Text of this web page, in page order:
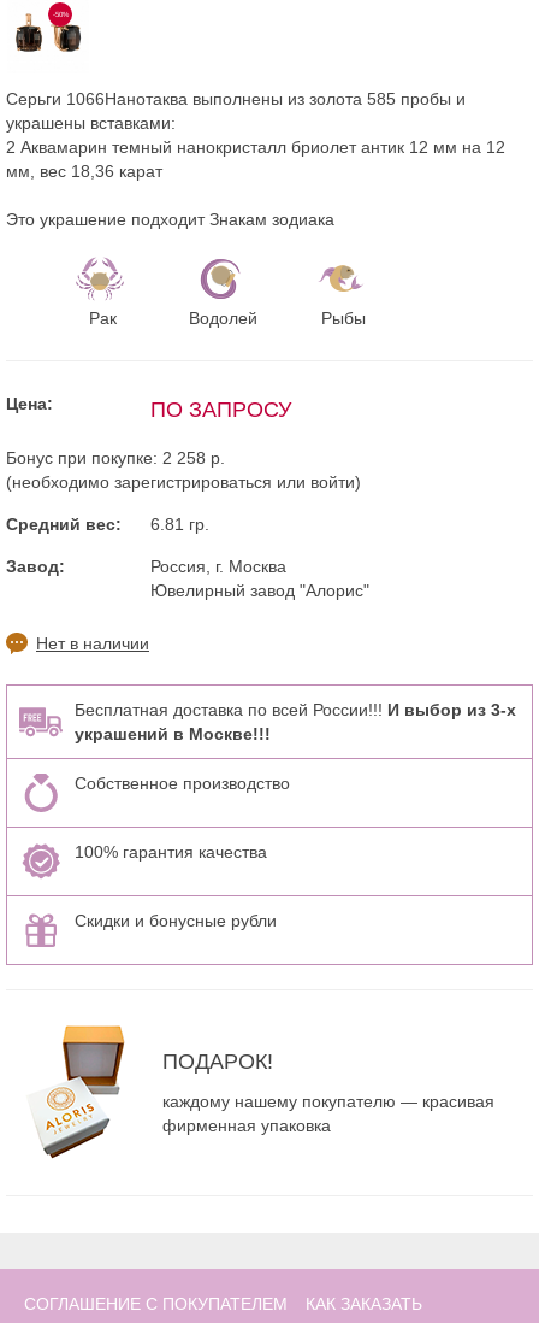
-50%
Серьги 1066Нанотаква выполнены из золота 585 пробы и
украшены вставками:
2 Аквамарин темный нанокристалл бриолет антик 12 мм на 12
мм, вес 18,36 карат
Это украшение подходит Знакам зодиака
Рак Водолей Рыбы
Цена: ПО ЗАПРОСУ
Бонус при покупке: 2 258 р.
(необходимо зарегистрироваться или войти)
Средний вес: 6.81 гр.
Завод:
Россия, г. Москва
Ювелирный завод "Алорис"
Нет в наличии
Бесплатная доставка по всей России!!! И выбор из 3-х
украшений в Москве!!!
Собственное производство
100% гарантия качества
Скидки и бонусные рубли
ПОДАРОК!
каждому нашему покупателю — красивая
фирменная упаковка
СОГЛАШЕНИЕ С ПОКУПАТЕЛЕМ КАК ЗАКАЗАТЬ